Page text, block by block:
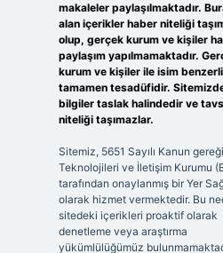
makaleler paylaşılmaktadır.
alan içerikler haber niteliği
olup, gerçek kurum ve kişiler
paylaşım yapılmamaktadır.
kurum ve kişiler ile isim
tamamen tesadüfidir.
bilgiler taslak halindedir ve
niteliği taşımazlar.
Sitemiz, 5651 Sayılı Kanun
Teknolojileri ve İletişim Kurumu
tarafından onaylanmış bir Yer
olarak hizmet vermektedir. Bu
sitedeki içerikleri proaktif olarak
denetleme veya araştırma
yükümlülüğümüz